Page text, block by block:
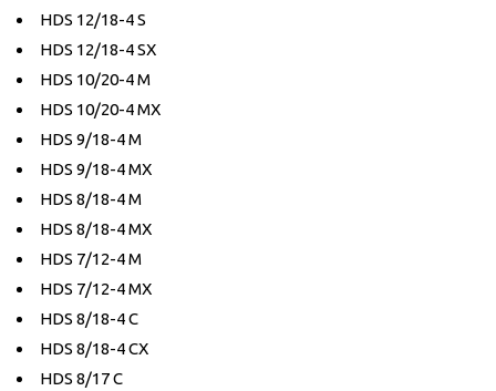
HDS 12/18-4 S
HDS 12/18-4 SX
HDS 10/20-4 M
HDS 10/20-4 MX
HDS 9/18-4 M
HDS 9/18-4 MX
HDS 8/18-4 M
HDS 8/18-4 MX
HDS 7/12-4 M
HDS 7/12-4 MX
HDS 8/18-4 C
HDS 8/18-4 CX
HDS 8/17 C